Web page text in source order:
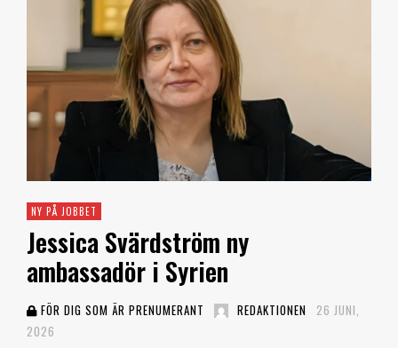
NY PÅ JOBBET
Jessica Svärdström ny
ambassadör i Syrien
FÖR DIG SOM ÄR PRENUMERANT REDAKTIONEN
26 JUNI,
2026